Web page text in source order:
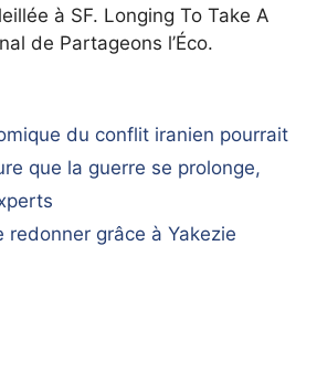
à SF. Longing To Take A
de Partageons l’Éco.
du conflit iranien pourrait
que la guerre se prolonge,
redonner grâce à Yakezie